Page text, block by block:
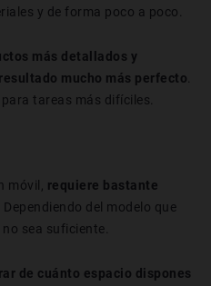
y de forma poco a poco.
más detallados y
mucho más perfecto
tareas más difíciles.
móvil, requiere bastante
. Dependiendo del modelo que
sea suficiente.
de cuánto espacio dispones